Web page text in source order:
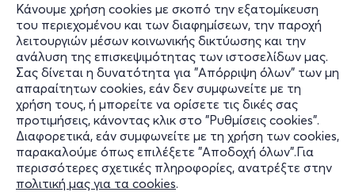
Κάνουμε χρήση cookies με σκοπό την εξατομίκευση
του περιεχομένου και των διαφημίσεων, την παροχή
λειτουργιών μέσων κοινωνικής δικτύωσης και την
ανάλυση της επισκεψιμότητας των ιστοσελίδων μας.
Σας δίνεται η δυνατότητα για "Απόρριψη όλων" των μη
απαραίτητων cookies, εάν δεν συμφωνείτε με τη
χρήση τους, ή μπορείτε να ορίσετε τις δικές σας
προτιμήσεις, κάνοντας κλικ στο "Ρυθμίσεις cookies".
Διαφορετικά, εάν συμφωνείτε με τη χρήση των cookies,
παρακαλούμε όπως επιλέξετε "Αποδοχή όλων".Για
περισσότερες σχετικές πληροφορίες, ανατρέξτε στην
πολιτική μας για τα cookies.
Πληροφορίες
Υποστήριξη
Stay Connected